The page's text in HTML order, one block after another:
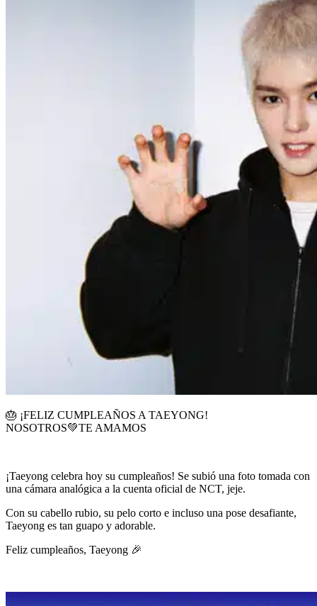
🎂 ¡FELIZ CUMPLEAÑOS A TAEYONG!
NOSOTROS💚TE AMAMOS
¡Taeyong celebra hoy su cumpleaños! Se subió una foto tomada con
una cámara analógica a la cuenta oficial de NCT, jeje.
Con su cabello rubio, su pelo corto e incluso una pose desafiante,
Taeyong es tan guapo y adorable.
Feliz cumpleaños, Taeyong 🎉